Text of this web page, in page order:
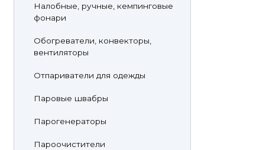
Налобные, ручные, кемпинговые
фонари
Обогреватели, конвекторы,
вентиляторы
Отпариватели для одежды
Паровые швабры
Парогенераторы
Пароочистители